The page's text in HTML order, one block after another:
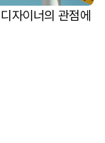
자이너의 관점에